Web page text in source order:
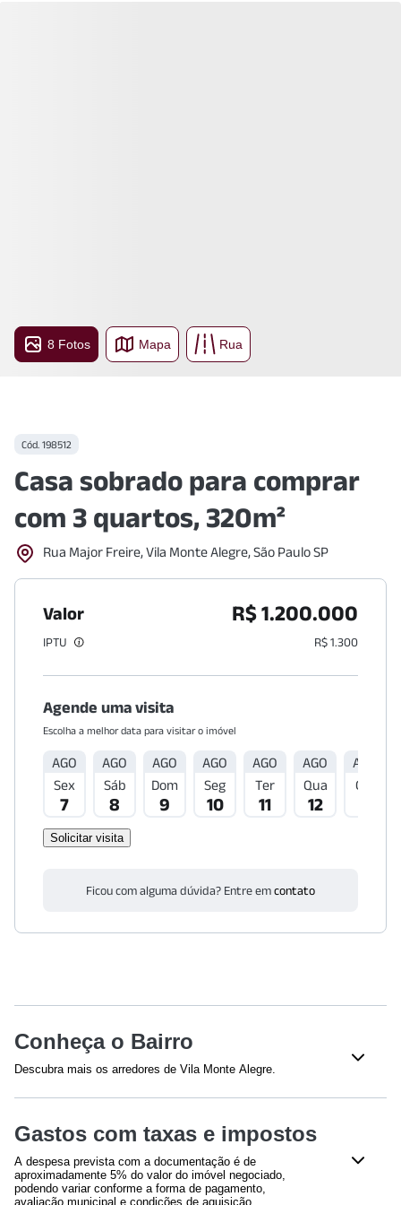
8 Fotos Mapa Rua
Cód. 198512
Casa sobrado para comprar
com 3 quartos, 320m²
Rua Major Freire, Vila Monte Alegre, São Paulo SP
Valor R$ 1.200.000
IPTU R$ 1.300
Agende uma visita
Escolha a melhor data para visitar o imóvel
AGO
Sex
7
AGO
Sáb
8
AGO
Dom
9
AGO
Seg
10
AGO
Ter
11
AGO
Qua
12
AGO
Qui
Solicitar visita
Ficou com alguma dúvida? Entre emcontato
Conheça o Bairro
Descubra mais os arredores de Vila Monte Alegre.
Plaza Sul Shopping(1380m)
Saúde
Hospital Sancta Maggiore Paris(1211m)
Gastos com taxas e impostos
A despesa prevista com a documentação é de
aproximadamente 5% do valor do imóvel negociado,
podendo variar conforme a forma de pagamento,
avaliação municipal e condições de aquisição.